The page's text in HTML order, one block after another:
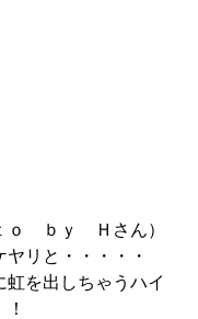
ｂｙ　Ｈさん）
リと・・・・・
虹を出しちゃうハイ